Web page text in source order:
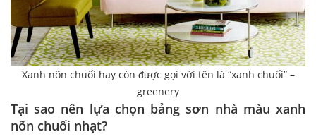
Xanh nõn chuối hay còn được gọi với tên là “xanh chuối” –
greenery
Tại sao nên lựa chọn bảng sơn nhà màu xanh
nõn chuối nhạt?